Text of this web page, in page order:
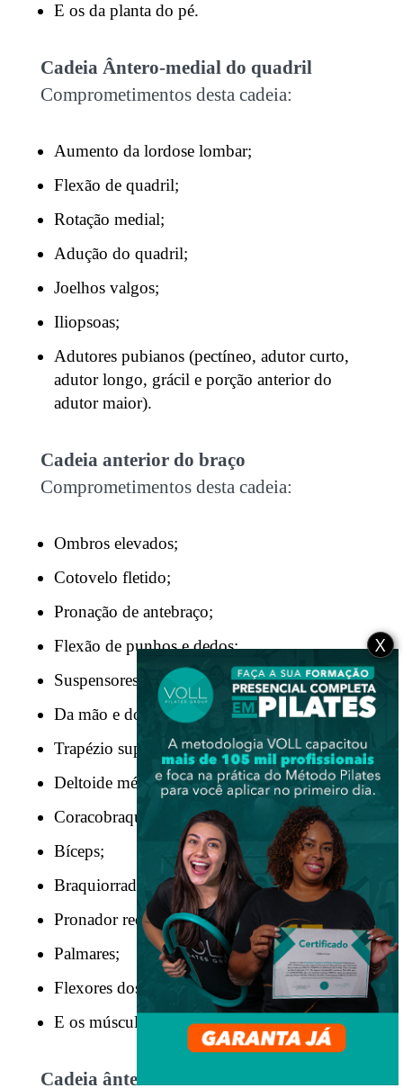
E os da planta do pé.
Cadeia Ântero-medial do quadril
Comprometimentos desta cadeia:
Aumento da lordose lombar;
Flexão de quadril;
Rotação medial;
Adução do quadril;
Joelhos valgos;
Iliopsoas;
Adutores pubianos (pectíneo, adutor curto,
adutor longo, grácil e porção anterior do
adutor maior).
Cadeia anterior do braço
Comprometimentos desta cadeia:
Ombros elevados;
Cotovelo fletido;
Pronação de antebraço;
Flexão de punhos e dedos;
Suspensores do braço do antebraço;
Da mão e dos dedos;
Trapézio superior;
Deltoide médio;
Coracobraquial;
Bíceps;
Braquiorradial;
Pronador redondo;
Palmares;
Flexores dos dedos;
E os músculos da região tênar e hipotênar.
Cadeia ântero-medial do ombro
X